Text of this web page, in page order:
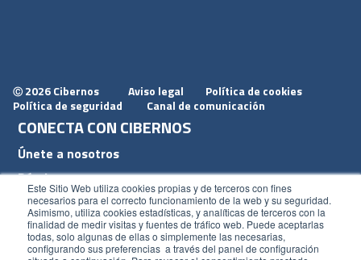
Este Sitio Web utiliza cookies propias y de terceros con fines
necesarios para el correcto funcionamiento de la web y su seguridad.
Asimismo, utiliza cookies estadísticas, y analíticas de terceros con la
finalidad de medir visitas y fuentes de tráfico web. Puede aceptarlas
todas, solo algunas de ellas o simplemente las necesarias,
configurando sus preferencias a través del panel de configuración
Ⓒ 2026 Cibernos Aviso legal
Política de cookies
Política de seguridad
Canal de comunicación
CONECTA CON CIBERNOS
Únete a nosotros
Dónde estamos
Conoce nuestro blog